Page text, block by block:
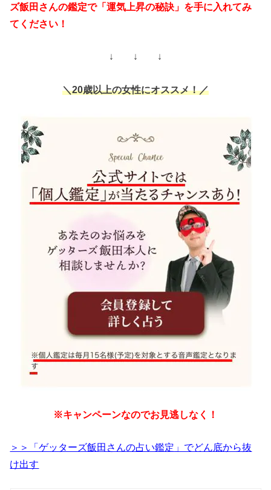
ズ飯田さんの鑑定で「運気上昇の秘訣」を手に入れてみ
てください！
↓ ↓ ↓
＼20歳以上の女性にオススメ！／
※キャンペーンなのでお見逃しなく！
＞＞「ゲッターズ飯田さんの占い鑑定」でどん底から抜
け出す